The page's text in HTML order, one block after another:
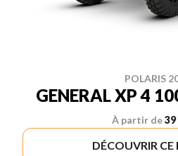
POLARIS
GENERAL XP 4
À partir de39
DÉCOUVRIR